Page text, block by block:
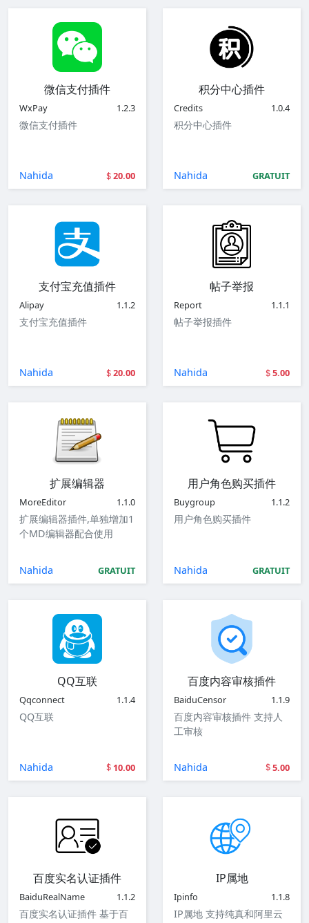
微信支付插件
WxPay 1.2.3
微信支付插件
Nahida 20.00
积分中心插件
Credits 1.0.4
积分中心插件
Nahida GRATUIT
支付宝充值插件
Alipay 1.1.2
支付宝充值插件
Nahida 20.00
帖子举报
Report 1.1.1
帖子举报插件
Nahida 5.00
扩展编辑器
MoreEditor 1.1.0
扩展编辑器插件,单独增加1
个MD编辑器配合使用
Nahida GRATUIT
用户角色购买插件
Buygroup 1.1.2
用户角色购买插件
Nahida GRATUIT
QQ互联
Qqconnect 1.1.4
QQ互联
Nahida 10.00
百度内容审核插件
BaiduCensor 1.1.9
百度内容审核插件 支持人
工审核
Nahida 5.00
百度实名认证插件
BaiduRealName 1.1.2
百度实名认证插件 基于百
IP属地
Ipinfo 1.1.8
IP属地 支持纯真和阿里云